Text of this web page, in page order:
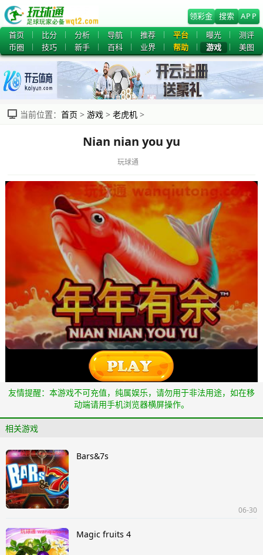
领彩金 搜索
APP
首页
比分 分析 导航 推荐 平台 曝光
测评
币圈
技巧 新手 百科 业界 帮助 游戏 美图
当前位置： 首页 > 游戏 > 老虎机 >
Nian nian you yu
玩球通
友情提醒：本游戏不可充值，纯属娱乐，请勿用于非法用途，如在移
动端请用手机浏览器横屏操作。
相关游戏
Bars&7s
06-30
Magic fruits 4